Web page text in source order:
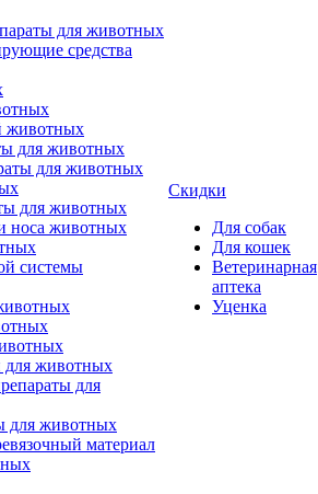
для животных
средства
животных
для животных
для животных
для животных
носа животных
системы
для животных
для
для животных
материал
Скидки
Для собак
Для кошек
Ветеринарная
аптека
Уценка